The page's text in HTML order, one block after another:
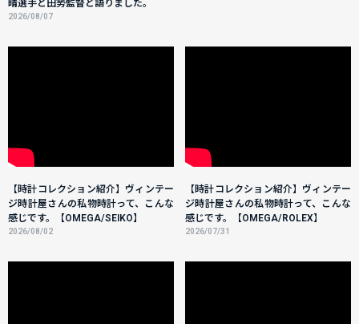
晴選手と田㔟監督と語りました。
2026/08/07
【時計コレクション紹介】ヴィンテー
ジ時計屋さんの私物時計って、こんな
感じです。【OMEGA/SEIKO】
2026/08/02
【時計コレクション紹介】ヴィンテー
ジ時計屋さんの私物時計って、こんな
感じです。【OMEGA/ROLEX】
2026/07/31